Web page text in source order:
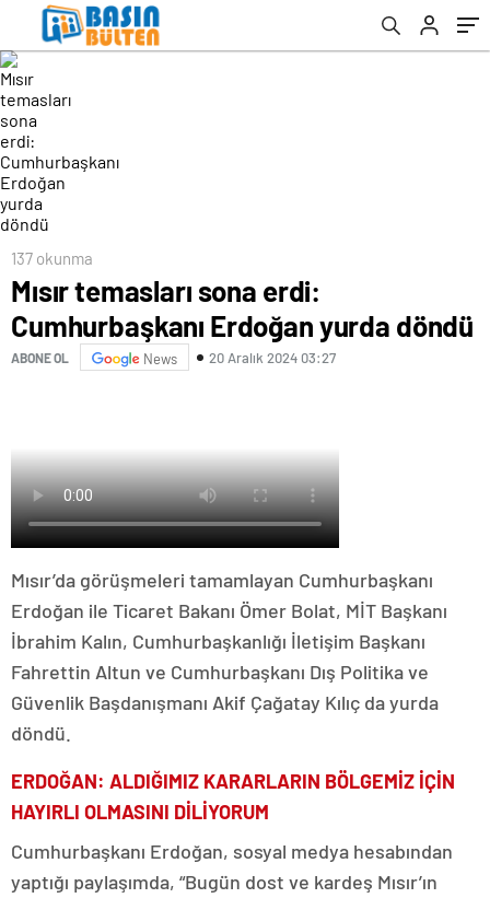
137 okunma
Mısır temasları sona erdi:
Cumhurbaşkanı Erdoğan yurda döndü
ABONE OL News 20 Aralık 2024 03:27
Mısır’da görüşmeleri tamamlayan Cumhurbaşkanı
Erdoğan ile Ticaret Bakanı Ömer Bolat, MİT Başkanı
İbrahim Kalın, Cumhurbaşkanlığı İletişim Başkanı
Fahrettin Altun ve Cumhurbaşkanı Dış Politika ve
Güvenlik Başdanışmanı Akif Çağatay Kılıç da yurda
döndü.
ERDOĞAN: ALDIĞIMIZ KARARLARIN BÖLGEMİZ İÇİN
HAYIRLI OLMASINI DİLİYORUM
Cumhurbaşkanı Erdoğan, sosyal medya hesabından
yaptığı paylaşımda, “Bugün dost ve kardeş Mısır’ın